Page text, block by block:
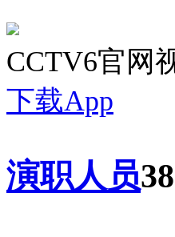
CCTV6官网
下载App
演职人员38